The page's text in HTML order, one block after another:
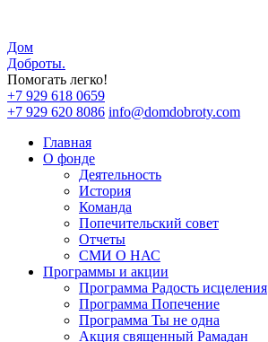
Дом
Доброты.
Помогать легко!
+7 929 618 0659
+7 929 620 8086 info@domdobroty.com
Главная
О фонде
Деятельность
История
Команда
Попечительский совет
Отчеты
СМИ О НАС
Программы и акции
Программа Радость исцеления
Программа Попечение
Программа Ты не одна
Акция священный Рамадан